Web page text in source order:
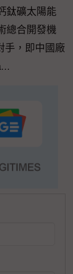
鈦礦太陽能
總合開發機
手，即中國廠